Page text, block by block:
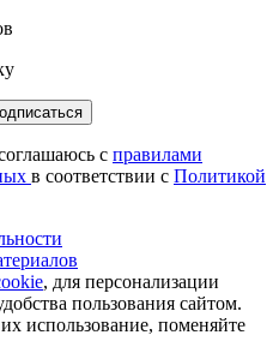
с правилами
в соответствии с Политикой
, для персонализации
пользования сайтом.
использование, поменяйте